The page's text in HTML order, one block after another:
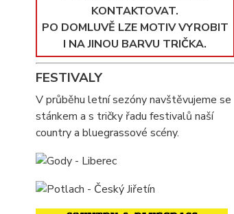
KONTAKTOVAT.
PO DOMLUVĚ LZE MOTIV VYROBIT
I NA JINOU BARVU TRIČKA.
FESTIVALY
V průběhu letní sezóny navštěvujeme se
stánkem a s tričky řadu festivalů naší
country a bluegrassové scény.